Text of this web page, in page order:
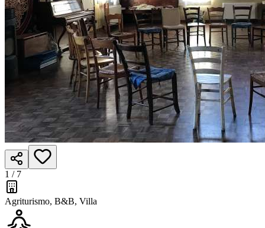
1 / 7
Agriturismo, B&B, Villa